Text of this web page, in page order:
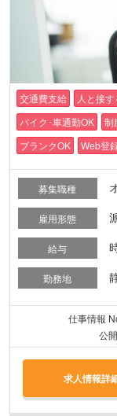
交通費支給 人と接
バイク･車通勤OK
制
ブランクOK
Web登
募集職種
雇用形態
給与
勤務地
仕事情報
公
求人情報詳